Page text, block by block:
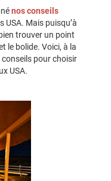
nos conseils
USA. Mais puisqu’à
trouver un point
le bolide. Voici, à la
conseils pour choisir
USA.